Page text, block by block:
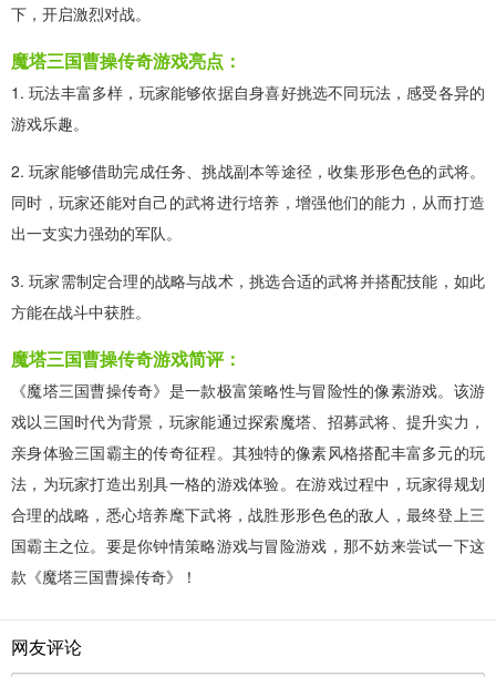
下，开启激烈对战。
魔塔三国曹操传奇游戏亮点：
1. 玩法丰富多样，玩家能够依据自身喜好挑选不同玩法，感受各异的
游戏乐趣。
2. 玩家能够借助完成任务、挑战副本等途径，收集形形色色的武将。
同时，玩家还能对自己的武将进行培养，增强他们的能力，从而打造
出一支实力强劲的军队。
3. 玩家需制定合理的战略与战术，挑选合适的武将并搭配技能，如此
方能在战斗中获胜。
魔塔三国曹操传奇游戏简评：
《魔塔三国曹操传奇》是一款极富策略性与冒险性的像素游戏。该游
戏以三国时代为背景，玩家能通过探索魔塔、招募武将、提升实力，
亲身体验三国霸主的传奇征程。其独特的像素风格搭配丰富多元的玩
法，为玩家打造出别具一格的游戏体验。在游戏过程中，玩家得规划
合理的战略，悉心培养麾下武将，战胜形形色色的敌人，最终登上三
国霸主之位。要是你钟情策略游戏与冒险游戏，那不妨来尝试一下这
款《魔塔三国曹操传奇》！
网友评论